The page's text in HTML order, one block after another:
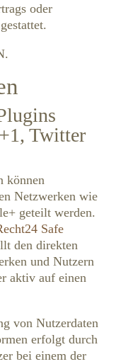
oder
Twitter
können
Netzwerken wie
geteilt werden.
Safe
den direkten
und Nutzern
aktiv auf einen
von Nutzerdaten
erfolgt durch
bei einem der